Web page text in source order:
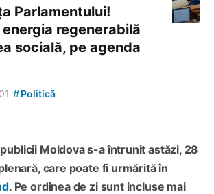
Parlamentului!
regenerabilă
socială, pe agenda
#Politică
Moldova s-a întrunit astăzi, 28
care poate fi urmărită în
. Pe ordinea de zi sunt incluse mai